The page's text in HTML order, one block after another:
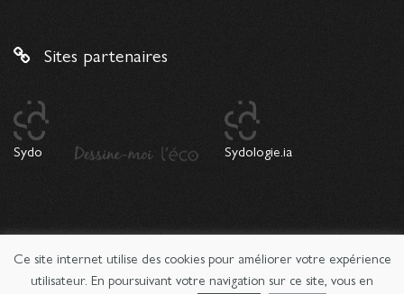
Sites partenaires
Sydo Sydologie.ia
© 2026 Copyright Sydologie. Le magazine de l'innovation
pédagogique -Mentions légales
Ce site internet utilise des cookies pour améliorer votre expérience
utilisateur. En poursuivant votre navigation sur ce site, vous en